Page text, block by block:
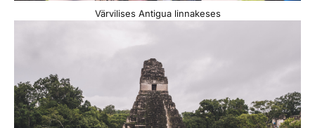
Värvilises Antigua linnakeses